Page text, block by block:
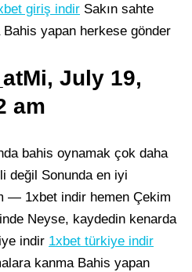
giriş indir Sakın sahte
yapan herkese gönder
July 19,
am
bahis oynamak çok daha
değil Sonunda en iyi
— 1xbet indir hemen Çekim
Neyse, kaydedin kenarda
indir 1xbet türkiye indir
kanma Bahis yapan